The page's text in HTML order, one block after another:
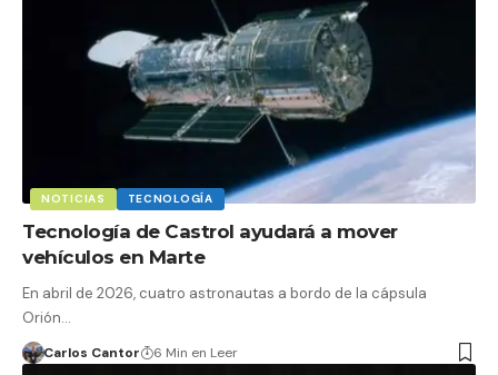
NOTICIAS TECNOLOGÍA
Tecnología de Castrol ayudará a mover
vehículos en Marte
En abril de 2026, cuatro astronautas a bordo de la cápsula
Orión…
Carlos Cantor 6 Min en Leer